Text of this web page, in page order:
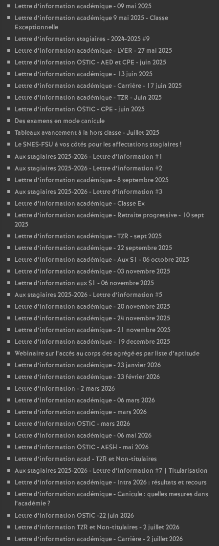
Lettre d’information académique - 09 mai 2025
Lettre d’information académique 9 mai 2025 - Classe
Exceptionnelle
Lettre d’information stagiaires - 2024-2025 #9
Lettre d’information académique - LVER - 27 mai 2025
Lettre d’information OSTIC - AED et CPE - juin 2025
Lettre d’information académique - 13 juin 2025
Lettre d’information académique - Carrière - 17 juin 2025
Lettre d’information académique - TZR - Juin 2025
Lettre d’information OSTIC - CPE - juin 2025
Des examens en mode canicule
Tableaux avancement à la hors classe - Juillet 2025
Le SNES-FSU à vos côtés pour les affectations stagiaires !
Aux stagiaires 2025-2026 - Lettre d’information #1
Aux stagiaires 2025-2026 - Lettre d’information #2
Lettre d’information académique - 8 septembre 2025
Aux stagiaires 2025-2026 - Lettre d’information #3
Lettre d’information académique - Classe Ex
Lettre d’information académique - Retraite progressive - 10 sept
2025
Lettre d’information académique - TZR - sept 2025
Lettre d’information académique - 22 septembre 2025
Lettre d’information académique - Aux S1 - 06 octobre 2025
Lettre d’information académique - 03 novembre 2025
Lettre d’information aux S1 - 06 novembre 2025
Aux stagiaires 2025-2026 - Lettre d’information #5
Lettre d’information académique - 20 novembre 2025
Lettre d’information académique - 24 novembre 2025
Lettre d’information académique - 21 novembre 2025
Lettre d’information académique - 19 decembre 2025
Webinaire sur l’accès au corps des agrégé·es par liste d’aptitude
Lettre d’information académique - 23 janvier 2026
Lettre d’information académique - 23 février 2026
Lettre d’information - 2 mars 2026
Lettre d’information académique - 06 mars 2026
Lettre d’information académique - mars 2026
Lettre d’information OSTIC - mars 2026
Lettre d’information académique - 06 mai 2026
Lettre d’information OSTIC - AESH - mai 2026
Lettre d’information acad - TZR et Non-titulaires
Aux stagiaires 2025-2026 - Lettre d’information #7 | Titularisation
Lettre d’information académique - Intra 2026 : résultats et recours
Lettre d’information académique - Canicule : quelles mesures dans
l’académie?
Lettre d’information OSTIC -22 juin 2026
Lettre d’information TZR et Non-titulaires - 2 juillet 2026
Lettre d’information académique - Carrière - 2 juillet 2026